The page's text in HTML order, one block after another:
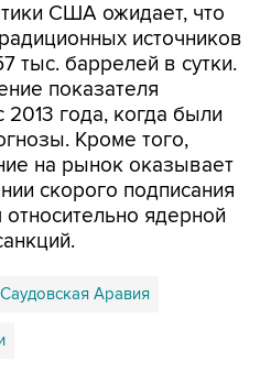
США ожидает, что
источников
тыс. баррелей в сутки.
показателя
года, когда были
Кроме того,
на рынок оказывает
скорого подписания
ядерной
Саудовская Аравия